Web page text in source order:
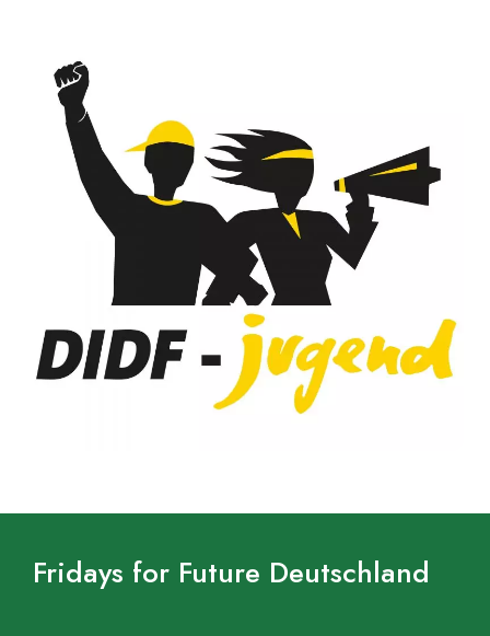
Fridays for Future Deutschland